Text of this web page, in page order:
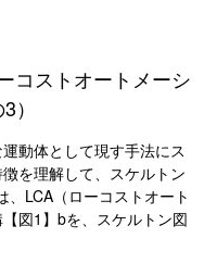
コストオートメーシ
）
動体として現す手法にス
を理解して、スケルトン
LCA（ローコストオート
図1】bを、スケルトン図